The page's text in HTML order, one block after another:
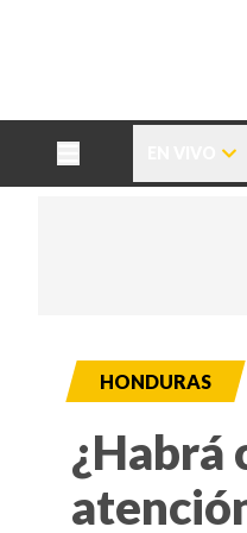
HONDURAS
¿Habrá